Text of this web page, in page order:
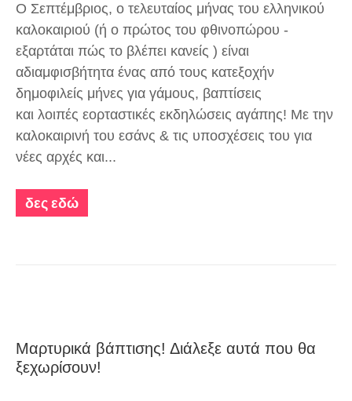
Ο Σεπτέμβριος, ο τελευταίος μήνας του ελληνικού
καλοκαιριού (ή ο πρώτος του φθινοπώρου -
εξαρτάται πώς το βλέπει κανείς ) είναι
αδιαμφισβήτητα ένας από τους κατεξοχήν
δημοφιλείς μήνες για γάμους, βαπτίσεις
και λοιπές εορταστικές εκδηλώσεις αγάπης! Με την
καλοκαιρινή του εσάνς & τις υποσχέσεις του για
νέες αρχές και...
δες εδώ
Μαρτυρικά βάπτισης! Διάλεξε αυτά που θα
ξεχωρίσουν!